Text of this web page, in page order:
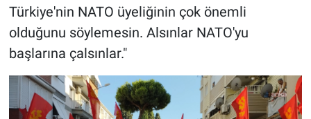
Türkiye'nin NATO üyeliğinin çok önemli
olduğunu söylemesin. Alsınlar NATO'yu
başlarına çalsınlar."